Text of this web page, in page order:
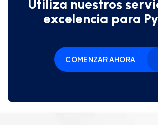
Utiliza nuestros
excelencia para
COMENZAR AHORA